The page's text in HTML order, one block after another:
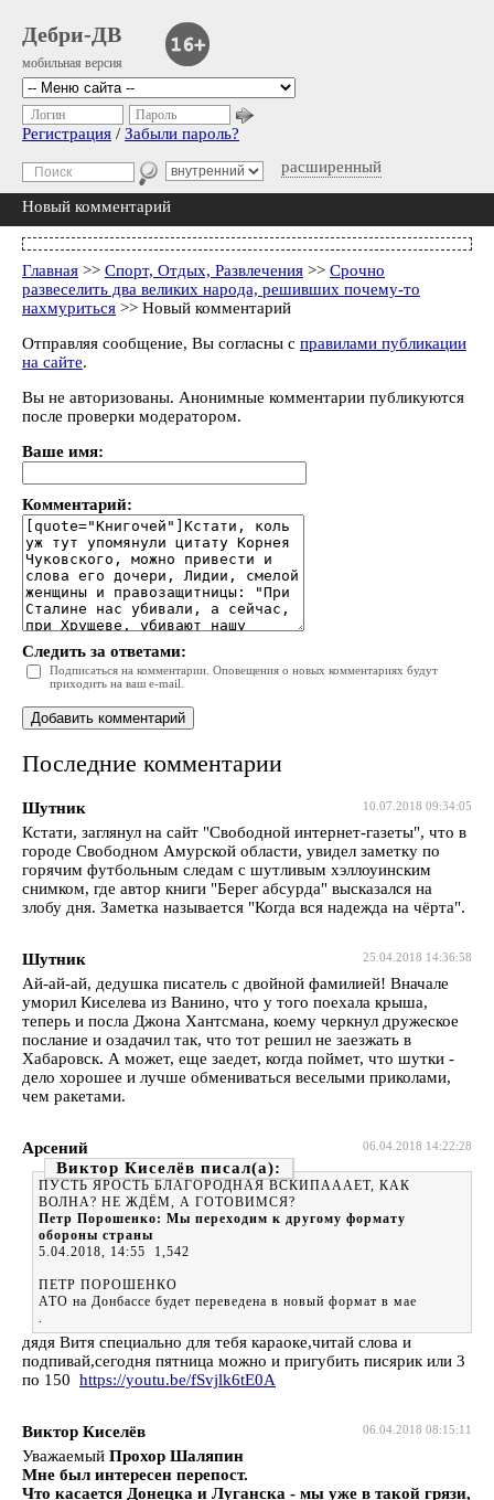
Дебри-ДВ
мобильная версия
расширенный
Логин Пароль
Регистрация / Забыли пароль?
Новый комментарий
Главная >> Спорт, Отдых, Развлечения >> Срочно
развеселить два великих народа, решивших почему-то
нахмуриться >> Новый комментарий
Отправляя сообщение, Вы согласны с правилами публикации
на сайте.
Вы не авторизованы. Анонимные комментарии публикуются
после проверки модератором.
Ваше имя:
Комментарий:
Следить за ответами:
Подписаться на комментарии. Оповещения о новых комментариях будут
приходить на ваш e-mail.
Последние комментарии
10.07.2018 09:34:05
Шутник
Кстати, заглянул на сайт "Свободной интернет-газеты", что в
городе Свободном Амурской области, увидел заметку по
горячим футбольным следам с шутливым хэллоуинским
снимком, где автор книги "Берег абсурда" высказался на
злобу дня. Заметка называется "Когда вся надежда на чёрта".
25.04.2018 14:36:58
Шутник
Ай-ай-ай, дедушка писатель с двойной фамилией! Вначале
уморил Киселева из Ванино, что у того поехала крыша,
теперь и посла Джона Хантсмана, коему черкнул дружеское
послание и озадачил так, что тот решил не заезжать в
Хабаровск. А может, еще заедет, когда поймет, что шутки -
дело хорошее и лучше обмениваться веселыми приколами,
чем ракетами.
06.04.2018 14:22:28
Арсений
Виктор Киселёв
ПУСТЬ ЯРОСТЬ БЛАГОРОДНАЯ ВСКИПАААЕТ, КАК
ВОЛНА? НЕ ЖДЁМ, А ГОТОВИМСЯ?
Петр Порошенко: Мы переходим к другому формату
обороны страны
5.04.2018, 14:55 1,542
ПЕТР ПОРОШЕНКО
АТО на Донбассе будет переведена в новый формат в мае
дядя Витя специально для тебя караоке,читай слова и
подпивай,сегодня пятница можно и пригубить писярик или 3
по 150 https://youtu.be/fSvjlk6tE0A
06.04.2018 08:15:11
Виктор Киселёв
Уважаемый Прохор Шаляпин
Мне был интересен перепост.
Что касается Донецка и Луганска - мы уже в такой грязи,